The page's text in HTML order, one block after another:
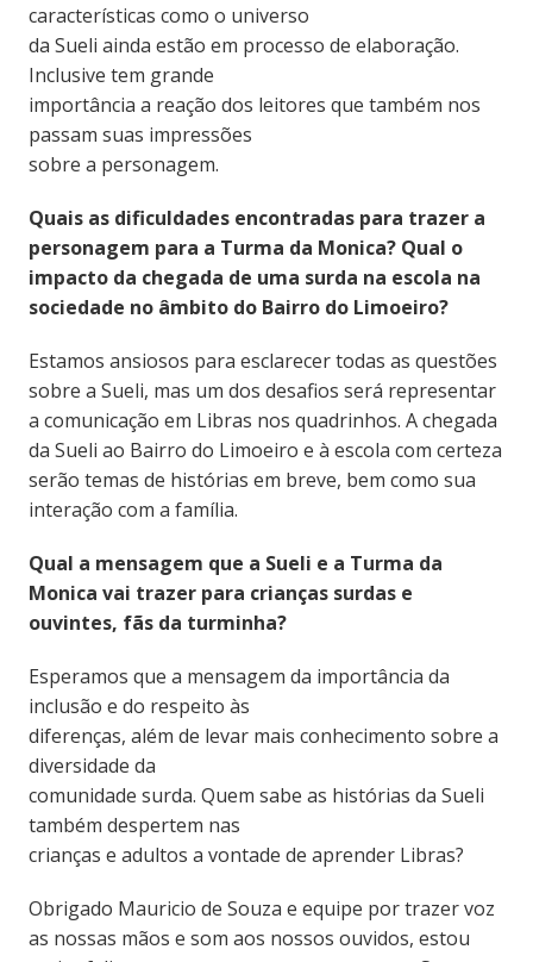
características como o universo
da Sueli ainda estão em processo de elaboração.
Inclusive tem grande
importância a reação dos leitores que também nos
passam suas impressões
sobre a personagem.
Quais as dificuldades encontradas para trazer a
personagem para a Turma da Monica? Qual o
impacto da chegada de uma surda na escola na
sociedade no âmbito do Bairro do Limoeiro?
Estamos ansiosos para esclarecer todas as questões
sobre a Sueli, mas um dos desafios será representar
a comunicação em Libras nos quadrinhos. A chegada
da Sueli ao Bairro do Limoeiro e à escola com certeza
serão temas de histórias em breve, bem como sua
interação com a família.
Qual a mensagem que a Sueli e a Turma da
Monica vai trazer para crianças surdas e
ouvintes, fãs da turminha?
Esperamos que a mensagem da importância da
inclusão e do respeito às
diferenças, além de levar mais conhecimento sobre a
diversidade da
comunidade surda. Quem sabe as histórias da Sueli
também despertem nas
crianças e adultos a vontade de aprender Libras?
Obrigado Mauricio de Souza e equipe por trazer voz
as nossas mãos e som aos nossos ouvidos, estou